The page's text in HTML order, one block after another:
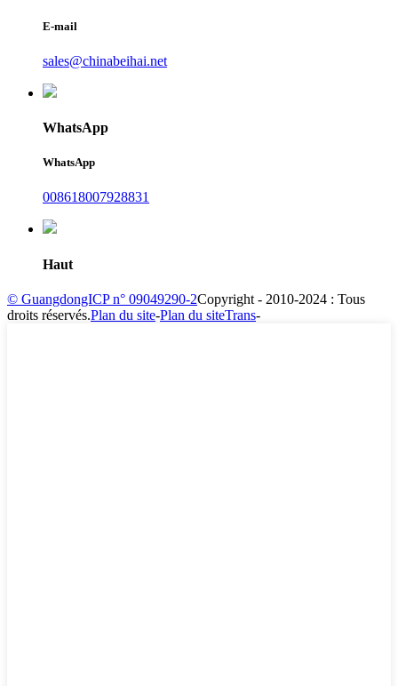
E-mail
sales@chinabeihai.net
WhatsApp
WhatsApp
008618007928831
Haut
© GuangdongICP n° 09049290-2Copyright - 2010-2024 : Tous
droits réservés.Plan du site-Plan du siteTrans-